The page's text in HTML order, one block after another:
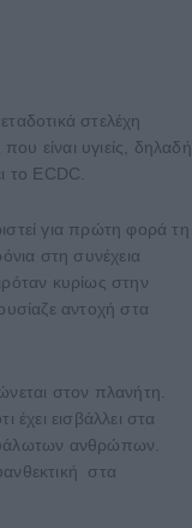
στελέχη
είναι υγιείς, δηλαδή
το ECDC.
για πρώτη φορά τη
στη συνέχεια
κυρίως στην
αντοχή στα
στον πλανήτη.
έχει εισβάλλει στα
ανθρώπων.
στα